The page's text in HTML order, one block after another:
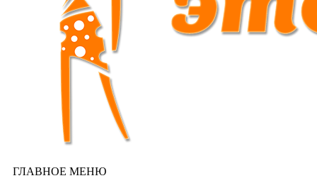
ГЛАВНОЕ МЕНЮ